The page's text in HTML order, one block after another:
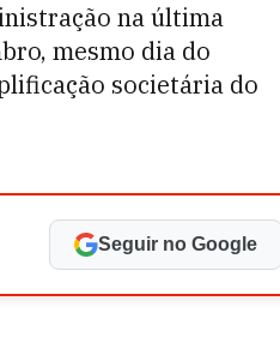
na última
mesmo dia do
societária do
Seguir no Google